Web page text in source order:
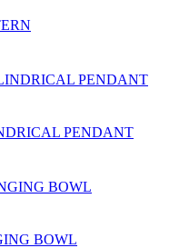
PENDANT
BOWL